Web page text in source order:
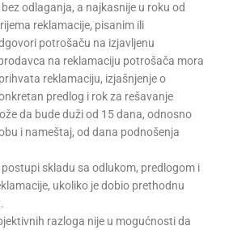
odlaganja, a najkasnije u roku od
reklamacije, pisanim ili
potrošaču na izjavljenu
na reklamaciju potrošača mora
reklamaciju, izjašnjenje o
predlog i rok za rešavanje
da bude duži od 15 dana, odnosno
i nameštaj, od dana podnošenja
skladu sa odlukom, predlogom i
ukoliko je dobio prethodnu
razloga nije u mogućnosti da